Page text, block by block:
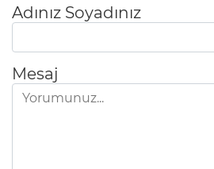
Adınız Soyadınız
Mesaj